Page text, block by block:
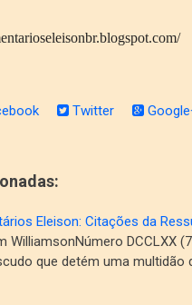
Twitter
Eleison: Citações da
WilliamsonNúmero DCCLXX
que detém uma multidão